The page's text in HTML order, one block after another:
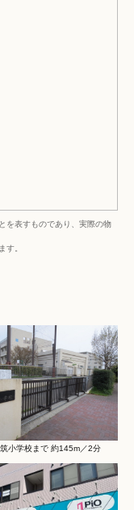
を表すものであり、実際の物
す。
小学校まで 約145m／2分